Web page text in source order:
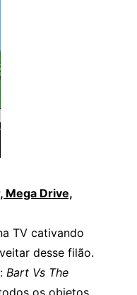
Mega Drive,
TV cativando
desse filão.
Bart Vs The